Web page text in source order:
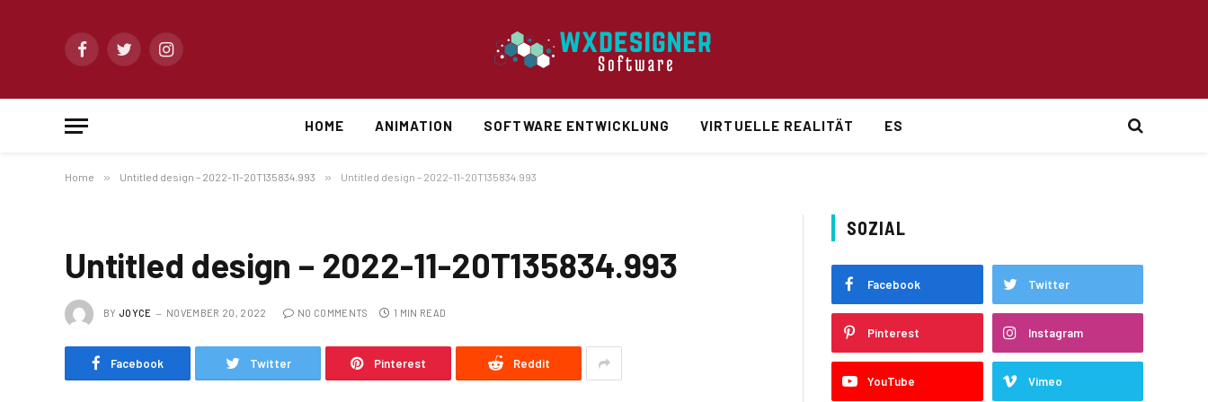
FacebookTwitterInstagram
HOME ANIMATION SOFTWARE ENTWICKLUNG VIRTUELLE REALITÄT ES
Home » Untitled design – 2022-11-20T135834.993 » Untitled design – 2022-11-20T135834.993
Untitled design – 2022-11-20T135834.993
BY JOYCE NOVEMBER 20, 2022 NO COMMENTS 1 MIN READ
Facebook Twitter Pinterest Reddit
SOZIAL
Facebook Twitter
Pinterest Instagram
YouTube Vimeo